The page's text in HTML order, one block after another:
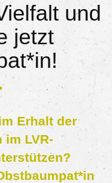
und
jetzt
Erhalt der
im LVR-